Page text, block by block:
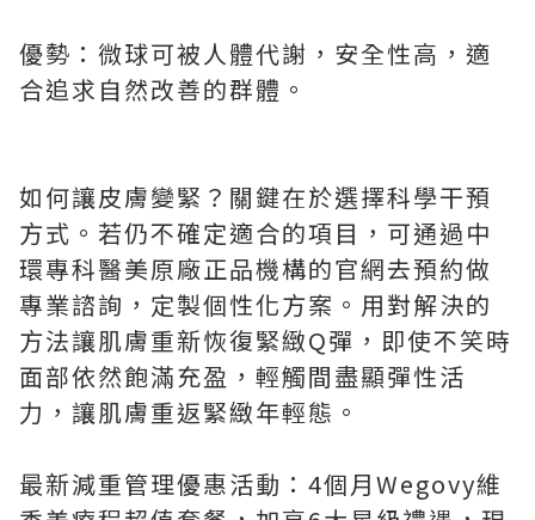
優勢：微球可被人體代謝，安全性高，適
合追求自然改善的群體。
如何讓皮膚變緊？關鍵在於選擇科學干預
方式。若仍不確定適合的項目，可通過中
環專科醫美原廠正品機構的官網去預約做
專業諮詢，定製個性化方案。用對解決的
方法讓肌膚重新恢復緊緻Q彈，即使不笑時
面部依然飽滿充盈，輕觸間盡顯彈性活
力，讓肌膚重返緊緻年輕態。
最新減重管理優惠活動：4個月Wegovy維